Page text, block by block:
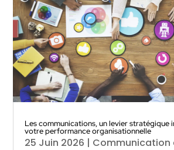
Les communications, un levier stratégique
votre performance organisationnelle
25 Juin 2026 |